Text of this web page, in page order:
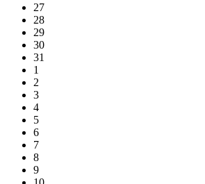
27
28
29
30
31
1
2
3
4
5
6
7
8
9